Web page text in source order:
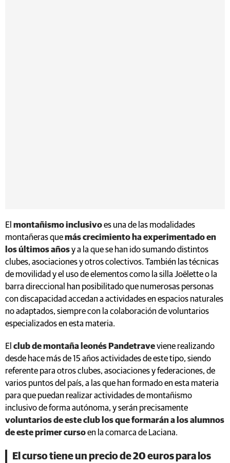
El montañismo inclusivoes una de las modalidades
montañeras quemás crecimiento ha experimentado en
los últimos añosy a la que se han ido sumando distintos
clubes, asociaciones y otros colectivos. También las técnicas
de movilidad y el uso de elementos como la silla Joëlette o la
barra direccional han posibilitado que numerosas personas
con discapacidad accedan a actividades en espacios naturales
no adaptados, siempre con la colaboración de voluntarios
especializados en esta materia.
El club de montaña leonés Pandetraveviene realizando
desde hace más de 15 años actividades de este tipo, siendo
referente para otros clubes, asociaciones y federaciones, de
varios puntos del país, a las que han formado en esta materia
para que puedan realizar actividades de montañismo
inclusivo de forma autónoma, y serán precisamente
voluntarios de este club los que formarán a los alumnos
de este primer cursoen la comarca de Laciana.
El curso tiene un precio de 20 euros para los